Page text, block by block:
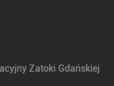
Zatoki Gdańskiej